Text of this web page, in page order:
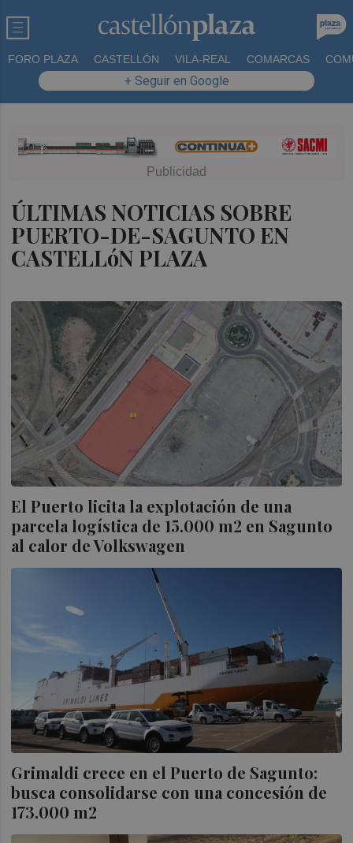
FORO PLAZA CASTELLÓN VILA-REAL COMARCAS
+ Seguir en Google
ÚLTIMAS NOTICIAS SOBRE
PUERTO-DE-SAGUNTO EN
CASTELLóN PLAZA
El Puerto licita la explotación de una
parcela logística de 15.000 m2 en Sagunto
al calor de Volkswagen
Grimaldi crece en el Puerto de Sagunto:
busca consolidarse con una concesión de
173.000 m2